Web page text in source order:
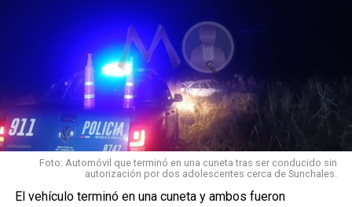
Por el momento,no se conocen oficialmente las
circunstancias en las que ocurrió el choque ni el
diagnóstico de la mujer trasladada
Móvil Quiquecontinuaremos informando a medida
que se conozcan nuevos datos oficiales.
Por Móvil Quique
Foto: Automóvil que terminó en una cuneta tras ser conducido sin
autorización por dos adolescentes cerca de Sunchales.
El vehículo terminó en una cuneta y ambos fueron